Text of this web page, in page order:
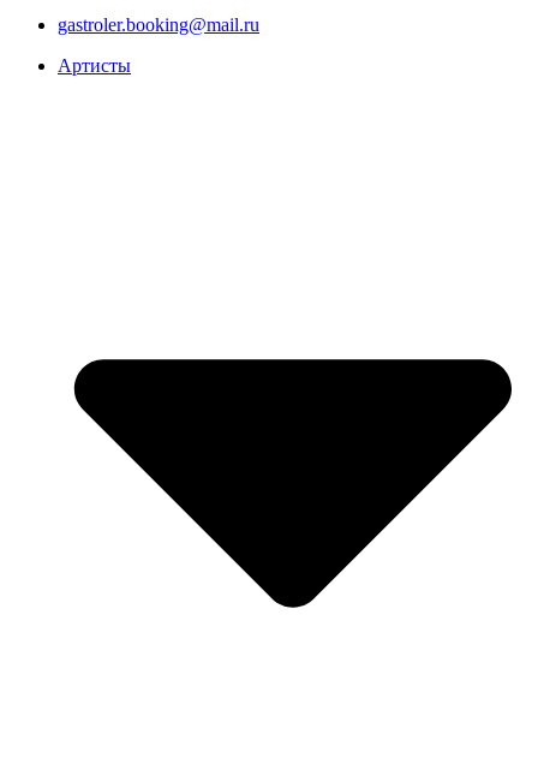
gastroler.booking@mail.ru
Артисты